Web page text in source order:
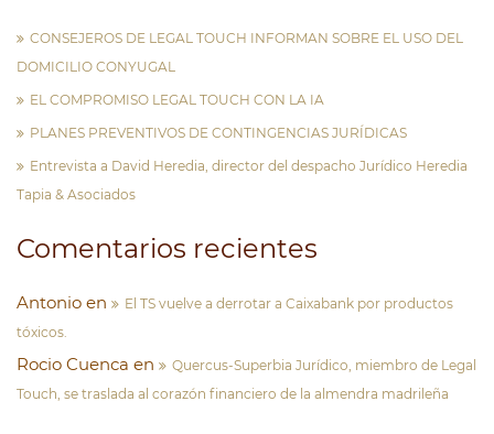
CONSEJEROS DE LEGAL TOUCH INFORMAN SOBRE EL USO DEL
DOMICILIO CONYUGAL
EL COMPROMISO LEGAL TOUCH CON LA IA
PLANES PREVENTIVOS DE CONTINGENCIAS JURÍDICAS
Entrevista a David Heredia, director del despacho Jurídico Heredia
Tapia & Asociados
Comentarios recientes
Antonio en
El TS vuelve a derrotar a Caixabank por productos
tóxicos.
Rocio Cuenca en
Quercus-Superbia Jurídico, miembro de Legal
Touch, se traslada al corazón financiero de la almendra madrileña